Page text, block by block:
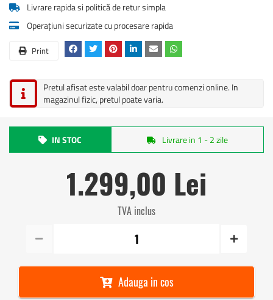
Livrare rapida si politică de retur simpla
Operațiuni securizate cu procesare rapida
Print
Pretul afisat este valabil doar pentru comenzi online. In
magazinul fizic, pretul poate varia.
IN STOC Livrare in 1 - 2 zile
1.299,00 Lei
TVA inclus
Adauga in cos